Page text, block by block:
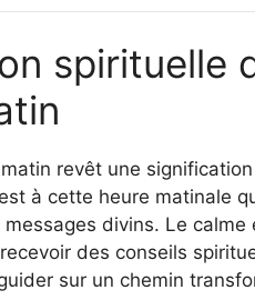
spirituelle
revêt une
à cette heure matinale
divins. Le
des conseils
sur un chemin